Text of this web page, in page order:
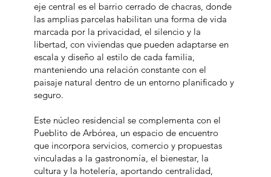
eje central es el barrio cerrado de chacras, donde
las amplias parcelas habilitan una forma de vida
marcada por la privacidad, el silencio y la
libertad, con viviendas que pueden adaptarse en
escala y diseño al estilo de cada familia,
manteniendo una relación constante con el
paisaje natural dentro de un entorno planificado y
seguro.
Este núcleo residencial se complementa con el
Pueblito de Arbórea, un espacio de encuentro
que incorpora servicios, comercio y propuestas
vinculadas a la gastronomía, el bienestar, la
cultura y la hotelería, aportando centralidad,